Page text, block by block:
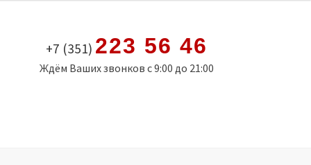
+7 (351) 223 56 46
Ждём Ваших звонков с 9:00 до 21:00